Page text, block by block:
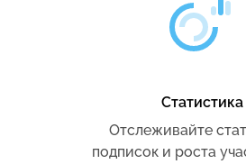
Статистика
Отслеживайте
подписок и роста